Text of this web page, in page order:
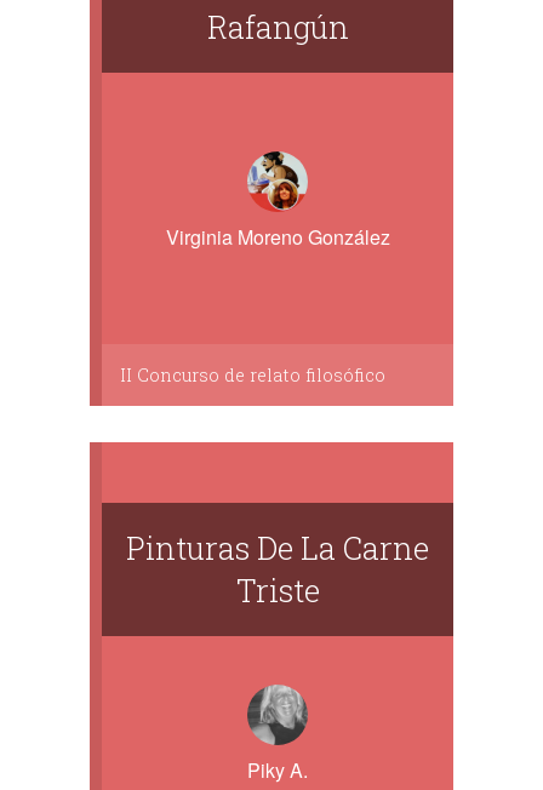
Rafangún
Virginia Moreno González
II Concurso de relato filosófico
Pinturas De La Carne
Triste
Piky A.